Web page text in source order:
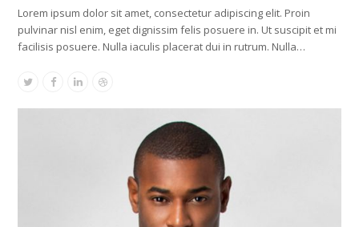
Lorem ipsum dolor sit amet, consectetur adipiscing elit. Proin
pulvinar nisl enim, eget dignissim felis posuere in. Ut suscipit et mi
facilisis posuere. Nulla iaculis placerat dui in rutrum. Nulla…
TwitterFacebook
LinkedinDribbble